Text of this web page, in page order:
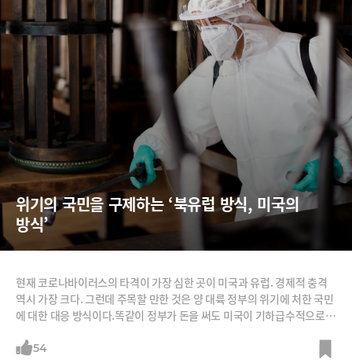
위기의 국민을 구제하는 ‘북유럽 방식, 미국의
방식’
현재 코로나바이러스의 타격이 가장 심한 곳이 미국과 유럽. 경제적 충격
역시 가장 크다. 그런데 주목할 만한 것은 양 대륙 정부의 위기에 처한 국민
에 대한 대응 방식이다.똑같이 정부가 돈을 써도 미국이 기하급수적으로
유럽은(특히 북유럽) 실업 자체를 최소화하는 정책이다. 일터가 멈추면 미
54